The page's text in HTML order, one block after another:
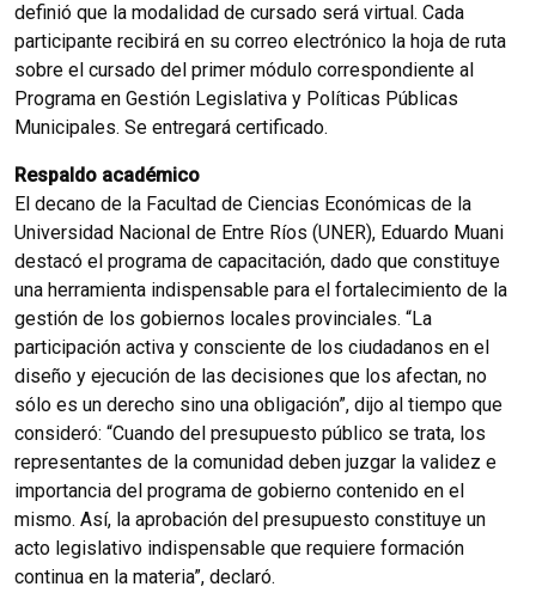
definió que la modalidad de cursado será virtual. Cada
participante recibirá en su correo electrónico la hoja de ruta
sobre el cursado del primer módulo correspondiente al
Programa en Gestión Legislativa y Políticas Públicas
Municipales. Se entregará certificado.
Respaldo académico
El decano de la Facultad de Ciencias Económicas de la
Universidad Nacional de Entre Ríos (UNER), Eduardo Muani
destacó el programa de capacitación, dado que constituye
una herramienta indispensable para el fortalecimiento de la
gestión de los gobiernos locales provinciales. “La
participación activa y consciente de los ciudadanos en el
diseño y ejecución de las decisiones que los afectan, no
sólo es un derecho sino una obligación”, dijo al tiempo que
consideró: “Cuando del presupuesto público se trata, los
representantes de la comunidad deben juzgar la validez e
importancia del programa de gobierno contenido en el
mismo. Así, la aprobación del presupuesto constituye un
acto legislativo indispensable que requiere formación
continua en la materia”, declaró.